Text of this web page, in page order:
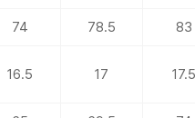
74 78.5 83
16.5 17 17.5